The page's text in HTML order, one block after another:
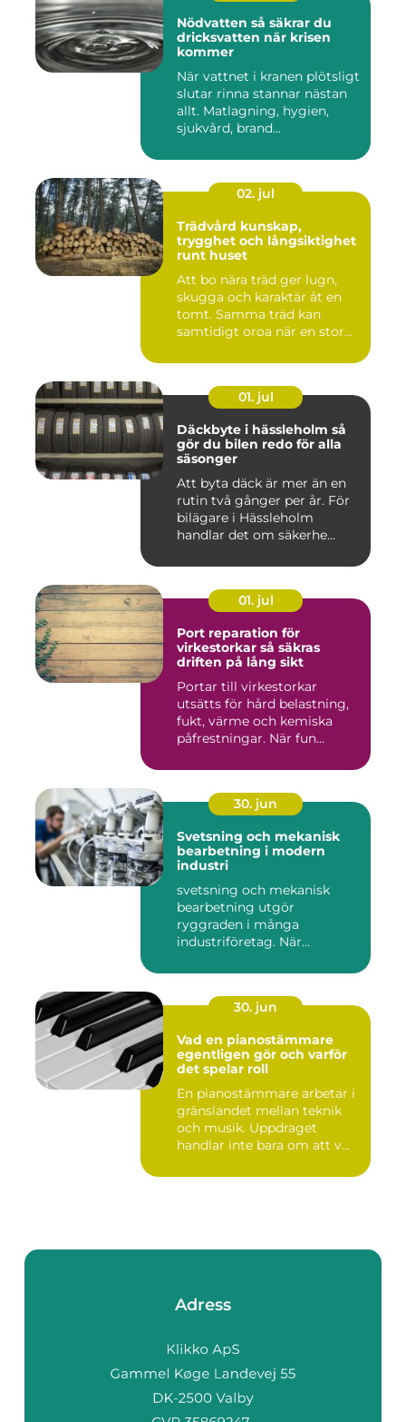
Nödvatten så säkrar du
dricksvatten när krisen
kommer
När vattnet i kranen plötsligt
slutar rinna stannar nästan
allt. Matlagning, hygien,
sjukvård, brand...
02. jul
Trädvård kunskap,
trygghet och långsiktighet
runt huset
Att bo nära träd ger lugn,
skugga och karaktär åt en
tomt. Samma träd kan
samtidigt oroa när en stor...
01. jul
Däckbyte i hässleholm så
gör du bilen redo för alla
säsonger
Att byta däck är mer än en
rutin två gånger per år. För
bilägare i Hässleholm
handlar det om säkerhe...
01. jul
Port reparation för
virkestorkar så säkras
driften på lång sikt
Portar till virkestorkar
utsätts för hård belastning,
fukt, värme och kemiska
påfrestningar. När fun...
30. jun
Svetsning och mekanisk
bearbetning i modern
industri
svetsning och mekanisk
bearbetning utgör
ryggraden i många
industriföretag. När
30. jun
Vad en pianostämmare
egentligen gör och varför
det spelar roll
En pianostämmare arbetar i
gränslandet mellan teknik
och musik. Uppdraget
handlar inte bara om att v...
Adress